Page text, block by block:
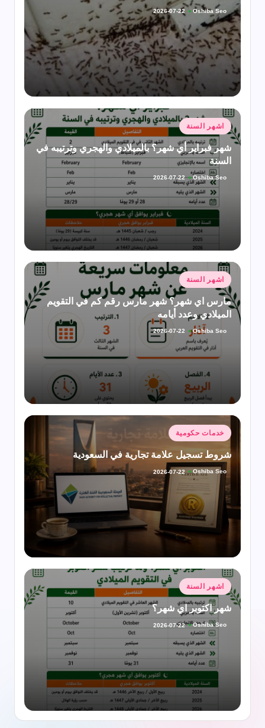
تمّ
النشر
بواسطة
Oshiba Seo
2026-07-22
نُشر
في
اشهر السنة
شهر فبراير أي شهر؟ بالميلادي والهجري وترتيبه في
السنة
تمّ
النشر
بواسطة
Oshiba Seo
2026-07-22
نُشر
في
اشهر السنة
مارس اي شهر؟ شهر مارس رقم كم في التقويم
الميلادي وعدد أيامه
تمّ
بواسطة
Oshiba Seo
2026-07-22
نُشرخدمات حكومية
شروط تسجيل علامة تجارية في السعودية
تمّ
بواسطة
Oshiba Seo
2026-07-22
نُشر
في
اشهر السنة
شهر اكتوبر اي شهر؟
تمّ
النشر
بواسطة
Oshiba Seo
2026-07-22